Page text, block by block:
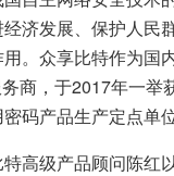
济发展、保护人民
。众享比特作为国
商，于2017年一举
码产品生产定点单位
高级产品顾问陈红